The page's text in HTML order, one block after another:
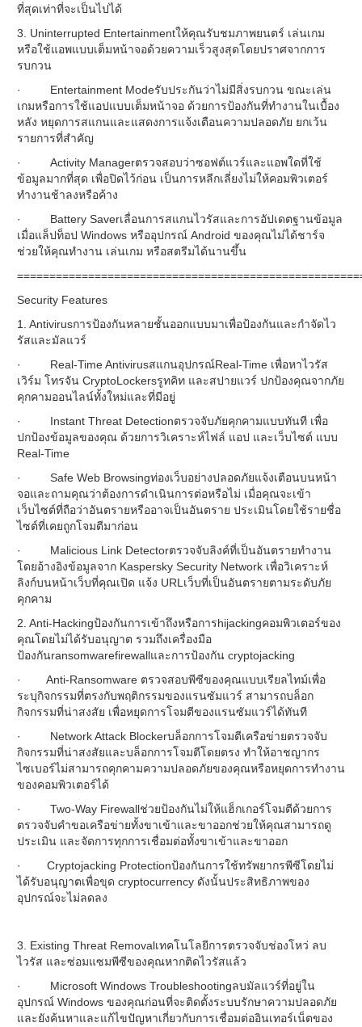
ที่สุดเท่าที่จะเป็นไปได้
3. Uninterrupted Entertainmentให้คุณรับชมภาพยนตร์ เล่นเกม
หรือใช้แอพแบบเต็มหน้าจอด้วยความเร็วสูงสุดโดยปราศจากการ
รบกวน
· Entertainment Modeรับประกันว่าไม่มีสิ่งรบกวน ขณะเล่น
เกมหรือการใช้แอปแบบเต็มหน้าจอ ด้วยการป้องกันที่ทำงานในเบื้อง
หลัง หยุดการสแกนและแสดงการแจ้งเตือนความปลอดภัย ยกเว้น
รายการที่สำคัญ
· Activity Managerตรวจสอบว่าซอฟต์แวร์และแอพใดที่ใช้
ข้อมูลมากที่สุด เพื่อปิดไว้ก่อน เป็นการหลีกเลี่ยงไม่ให้คอมพิวเตอร์
ทำงานช้าลงหรือค้าง
· Battery Saverเลื่อนการสแกนไวรัสและการอัปเดตฐานข้อมูล
เมื่อแล็ปท็อป Windows หรืออุปกรณ์ Android ของคุณไม่ได้ชาร์จ
ช่วยให้คุณทำงาน เล่นเกม หรือสตรีมได้นานขึ้น
Security Features
1. Antivirusการป้องกันหลายชั้นออกแบบมาเพื่อป้องกันและกำจัดไว
รัสและมัลแวร์
· Real-Time Antivirusสแกนอุปกรณ์Real-Time เพื่อหาไวรัส
เวิร์ม โทรจัน CryptoLockersรูทคิท และสปายแวร์ ปกป้องคุณจากภัย
คุกคามออนไลน์ทั้งใหม่และที่มีอยู่
· Instant Threat Detectionตรวจจับภัยคุกคามแบบทันที เพื่อ
ปกป้องข้อมูลของคุณ ด้วยการวิเคราะห์ไฟล์ แอป และเว็บไซต์ แบบ
Real-Time
· Safe Web Browsingท่องเว็บอย่างปลอดภัยแจ้งเตือนบนหน้า
จอและถามคุณว่าต้องการดำเนินการต่อหรือไม่ เมื่อคุณจะเข้า
เว็บไซต์ที่ถือว่าอันตรายหรืออาจเป็นอันตราย ประเมินโดยใช้รายชื่อ
ไซต์ที่เคยถูกโจมตีมาก่อน
· Malicious Link Detectorตรวจจับลิงค์ที่เป็นอันตรายทำงาน
โดยอ้างอิงข้อมูลจาก Kaspersky Security Network เพื่อวิเคราะห์
ลิงก์บนหน้าเว็บที่คุณเปิด แจ้ง URLเว็บที่เป็นอันตรายตามระดับภัย
คุกคาม
2. Anti-Hackingป้องกันการเข้าถึงหรือการhijackingคอมพิวเตอร์ของ
คุณโดยไม่ได้รับอนุญาต รวมถึงเครื่องมือ
ป้องกันransomwarefirewallและการป้องกัน cryptojacking
· Anti-Ransomware ตรวจสอบพีซีของคุณแบบเรียลไทม์เพื่อ
ระบุกิจกรรมที่ตรงกับพฤติกรรมของแรนซัมแวร์ สามารถบล็อก
กิจกรรมที่น่าสงสัย เพื่อหยุดการโจมตีของแรนซัมแวร์ได้ทันที
· Network Attack Blockerบล็อกการโจมตีเครือข่ายตรวจจับ
กิจกรรมที่น่าสงสัยและบล็อกการโจมตีโดยตรง ทำให้อาชญากร
ไซเบอร์ไม่สามารถคุกคามความปลอดภัยของคุณหรือหยุดการทำงาน
ของคอมพิวเตอร์ได้
· Two-Way Firewallช่วยป้องกันไม่ให้แฮ็กเกอร์โจมตีด้วยการ
ตรวจจับคำขอเครือข่ายทั้งขาเข้าและขาออกช่วยให้คุณสามารถดู
ประเมิน และจัดการทุกการเชื่อมต่อทั้งขาเข้าและขาออก
· Cryptojacking Protectionป้องกันการใช้ทรัพยากรพีซีโดยไม่
ได้รับอนุญาตเพื่อขุด cryptocurrency ดังนั้นประสิทธิภาพของ
อุปกรณ์จะไม่ลดลง
3. Existing Threat Removalเทคโนโลยีการตรวจจับช่องโหว่ ลบ
ไวรัส และซ่อมแซมพีซีของคุณหากติดไวรัสแล้ว
· Microsoft Windows Troubleshootingลบมัลแวร์ที่อยู่ใน
อุปกรณ์ Windows ของคุณก่อนที่จะติดตั้งระบบรักษาความปลอดภัย
และยังค้นหาและแก้ไขปัญหาเกี่ยวกับการเชื่อมต่ออินเทอร์เน็ตของ